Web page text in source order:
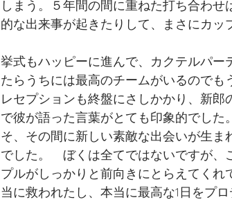
しまう。５年間の間に重ねた打ち合わ
的な出来事が起きたりして、まさにカッ
挙式もハッピーに進んで、カクテルパ
たらうちには最高のチームがいるのでも
レセプションも終盤にさしかかり、新
で彼が語った言葉がとても印象的でし
そ、その間に新しい素敵な出会いが生
でした。　ぼくは全てではないですが
プルがしっかりと前向きにとらえてく
当に救われたし、本当に最高な1日をプ